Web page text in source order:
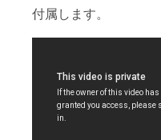
付属します。